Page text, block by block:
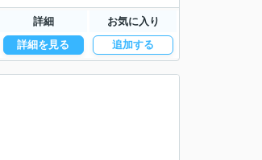
詳細 お気に入り
詳細を見る 追加する